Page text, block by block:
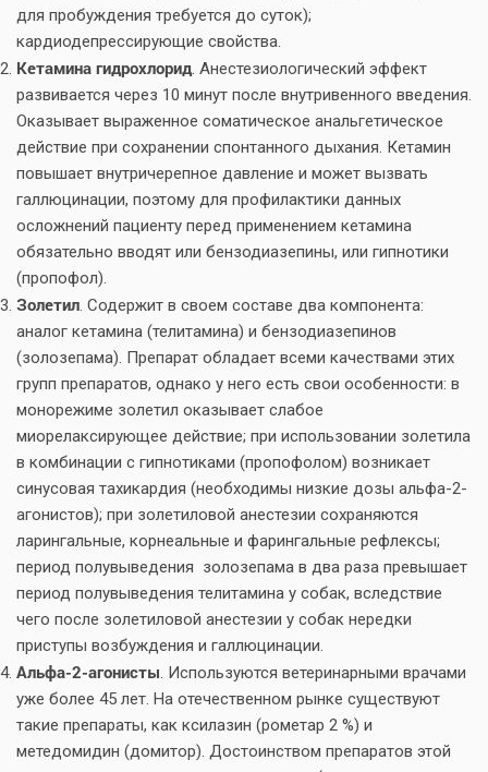
для пробуждения требуется до суток);
кардиодепрессирующие свойства.
Кетамина гидрохлорид. Анестезиологический эффект
развивается через 10 минут после внутривенного введения.
Оказывает выраженное соматическое анальгетическое
действие при сохранении спонтанного дыхания. Кетамин
повышает внутричерепное давление и может вызвать
галлюцинации, поэтому для профилактики данных
осложнений пациенту перед применением кетамина
обязательно вводят или бензодиазепины, или гипнотики
(пропофол).
Золетил. Содержит в своем составе два компонента:
аналог кетамина (телитамина) и бензодиазепинов
(золозепама). Препарат обладает всеми качествами этих
групп препаратов, однако у него есть свои особенности: в
монорежиме золетил оказывает слабое
миорелаксирующее действие; при использовании золетила
в комбинации с гипнотиками (пропофолом) возникает
синусовая тахикардия (необходимы низкие дозы альфа-2-
агонистов); при золетиловой анестезии сохраняются
ларингальные, корнеальные и фарингальные рефлексы;
период полувыведения золозепама в два раза превышает
период полувыведения телитамина у собак, вследствие
чего после золетиловой анестезии у собак нередки
приступы возбуждения и галлюцинации.
Альфа-2-агонисты. Используются ветеринарными врачами
уже более 45 лет. На отечественном рынке существуют
такие препараты, как ксилазин (рометар 2 %) и
метедомидин (домитор). Достоинством препаратов этой